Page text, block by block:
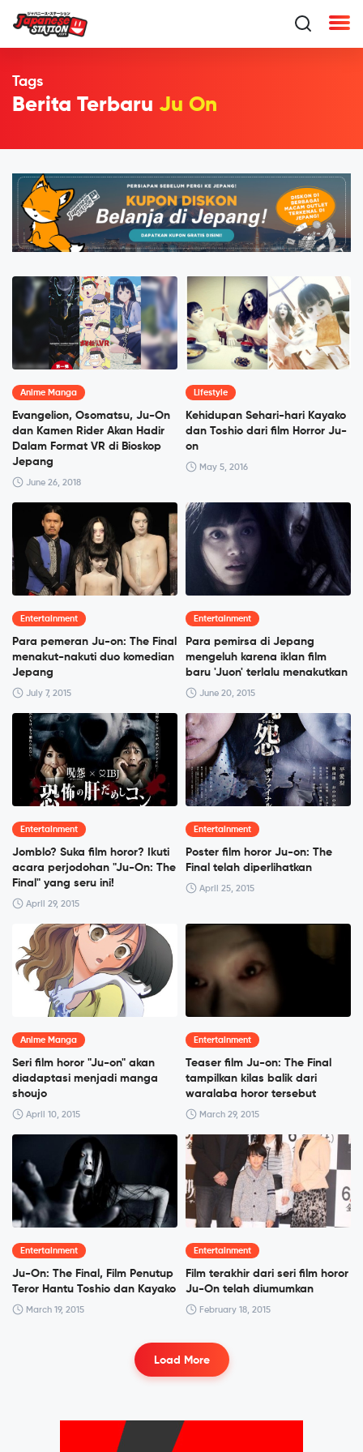
Tags
Berita Terbaru Ju On
Anime Manga
Evangelion, Osomatsu, Ju-On
dan Kamen Rider Akan Hadir
Dalam Format VR di Bioskop
Jepang
June 26, 2018
Lifestyle
Kehidupan Sehari-hari Kayako
dan Toshio dari film Horror Ju-
on
May 5, 2016
Entertainment
Para pemeran Ju-on: The Final
menakut-nakuti duo komedian
Jepang
July 7, 2015
Entertainment
Para pemirsa di Jepang
mengeluh karena iklan film
baru 'Juon' terlalu menakutkan
June 20, 2015
Entertainment
Jomblo? Suka film horor? Ikuti
acara perjodohan "Ju-On: The
Final" yang seru ini!
April 29, 2015
Entertainment
Poster film horor Ju-on: The
Final telah diperlihatkan
April 25, 2015
Anime Manga
Seri film horor "Ju-on" akan
diadaptasi menjadi manga
shoujo
April 10, 2015
Entertainment
Teaser film Ju-on: The Final
tampilkan kilas balik dari
waralaba horor tersebut
March 29, 2015
Entertainment
Ju-On: The Final, Film Penutup
Teror Hantu Toshio dan Kayako
March 19, 2015
Entertainment
Film terakhir dari seri film horor
Ju-On telah diumumkan
February 18, 2015
Load More